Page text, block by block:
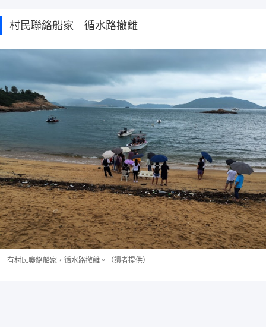
村民聯絡船家 循水路撤離
有村民聯絡船家，循水路撤離。（讀者提供）